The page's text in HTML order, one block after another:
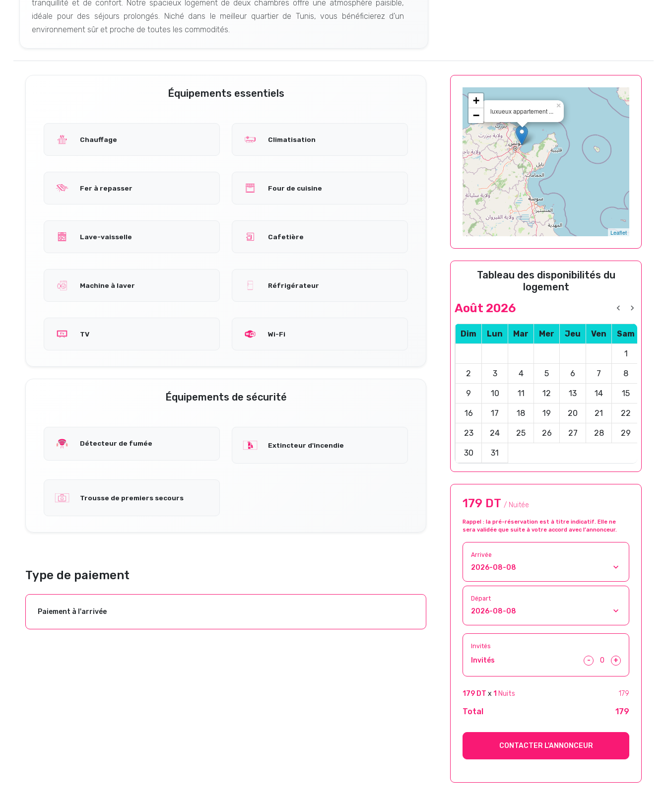
tranquillité et de confort. Notre spacieux logement de deux chambres offre une atmosphère paisible,
idéale pour des séjours prolongés. Niché dans le meilleur quartier de Tunis, vous bénéficierez d'un
environnement sûr et proche de toutes les commodités.
Équipements essentiels
Chauffage Climatisation
Fer à repasser Four de cuisine
Lave-vaisselle Cafetière
Machine à laver Réfrigérateur
TV Wi-Fi
Équipements de sécurité
Détecteur de fumée Extincteur d'incendie
Trousse de premiers secours
Type de paiement
Paiement à l'arrivée
luxueux appartement ...
×
+
−
Leaflet
Tableau des disponibilités du
logement
Août 2026
Dim Lun Mar Mer Jeu Ven Sam
1
2 3 4 5 6 7 8
9 10 11 12 13 14 15
16 17 18 19 20 21 22
23 24 25 26 27 28 29
30 31
179 DT / Nuitée
Rappel : la pré-réservation est à titre indicatif. Elle ne
sera validée que suite à votre accord avec l’annonceur.
Arrivée
Départ
Invités
Invités - +
179 DT x 1 Nuits 179
Total 179
CONTACTER L'ANNONCEUR